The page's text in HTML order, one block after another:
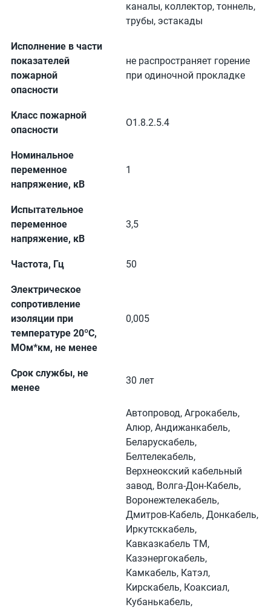
каналы, коллектор, тоннель,
трубы, эстакады
Исполнение в части
показателей
пожарной
опасности
не распространяет горение
при одиночной прокладке
Класс пожарной
опасности
О1.8.2.5.4
Номинальное
переменное
напряжение, кВ
1
Испытательное
переменное
напряжение, кВ
3,5
Частота, Гц 50
Электрическое
сопротивление
изоляции при
температуре 20ºC,
МОм*км, не менее
0,005
Срок службы, не
менее
30 лет
Автопровод, Агрокабель,
Алюр, Андижанкабель,
Беларускабель,
Белтелекабель,
Верхнеокский кабельный
завод, Волга-Дон-Кабель,
Воронежтелекабель,
Дмитров-Кабель, Донкабель,
Иркутсккабель,
Кавказкабель ТМ,
Казэнергокабель,
Камкабель, Катэл,
Кирскабель, Коаксиал,
Кубанькабель,